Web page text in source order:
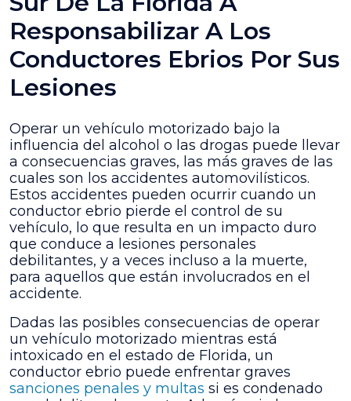
Responsabilizar A Los
Conductores Ebrios Por Sus
Lesiones
Operar un vehículo motorizado bajo la
influencia del alcohol o las drogas puede llevar
a consecuencias graves, las más graves de las
cuales son los accidentes automovilísticos.
Estos accidentes pueden ocurrir cuando un
conductor ebrio pierde el control de su
vehículo, lo que resulta en un impacto duro
que conduce a lesiones personales
debilitantes, y a veces incluso a la muerte,
para aquellos que están involucrados en el
accidente.
Dadas las posibles consecuencias de operar
un vehículo motorizado mientras está
intoxicado en el estado de Florida, un
conductor ebrio puede enfrentar graves
sanciones penales y multas si es condenado